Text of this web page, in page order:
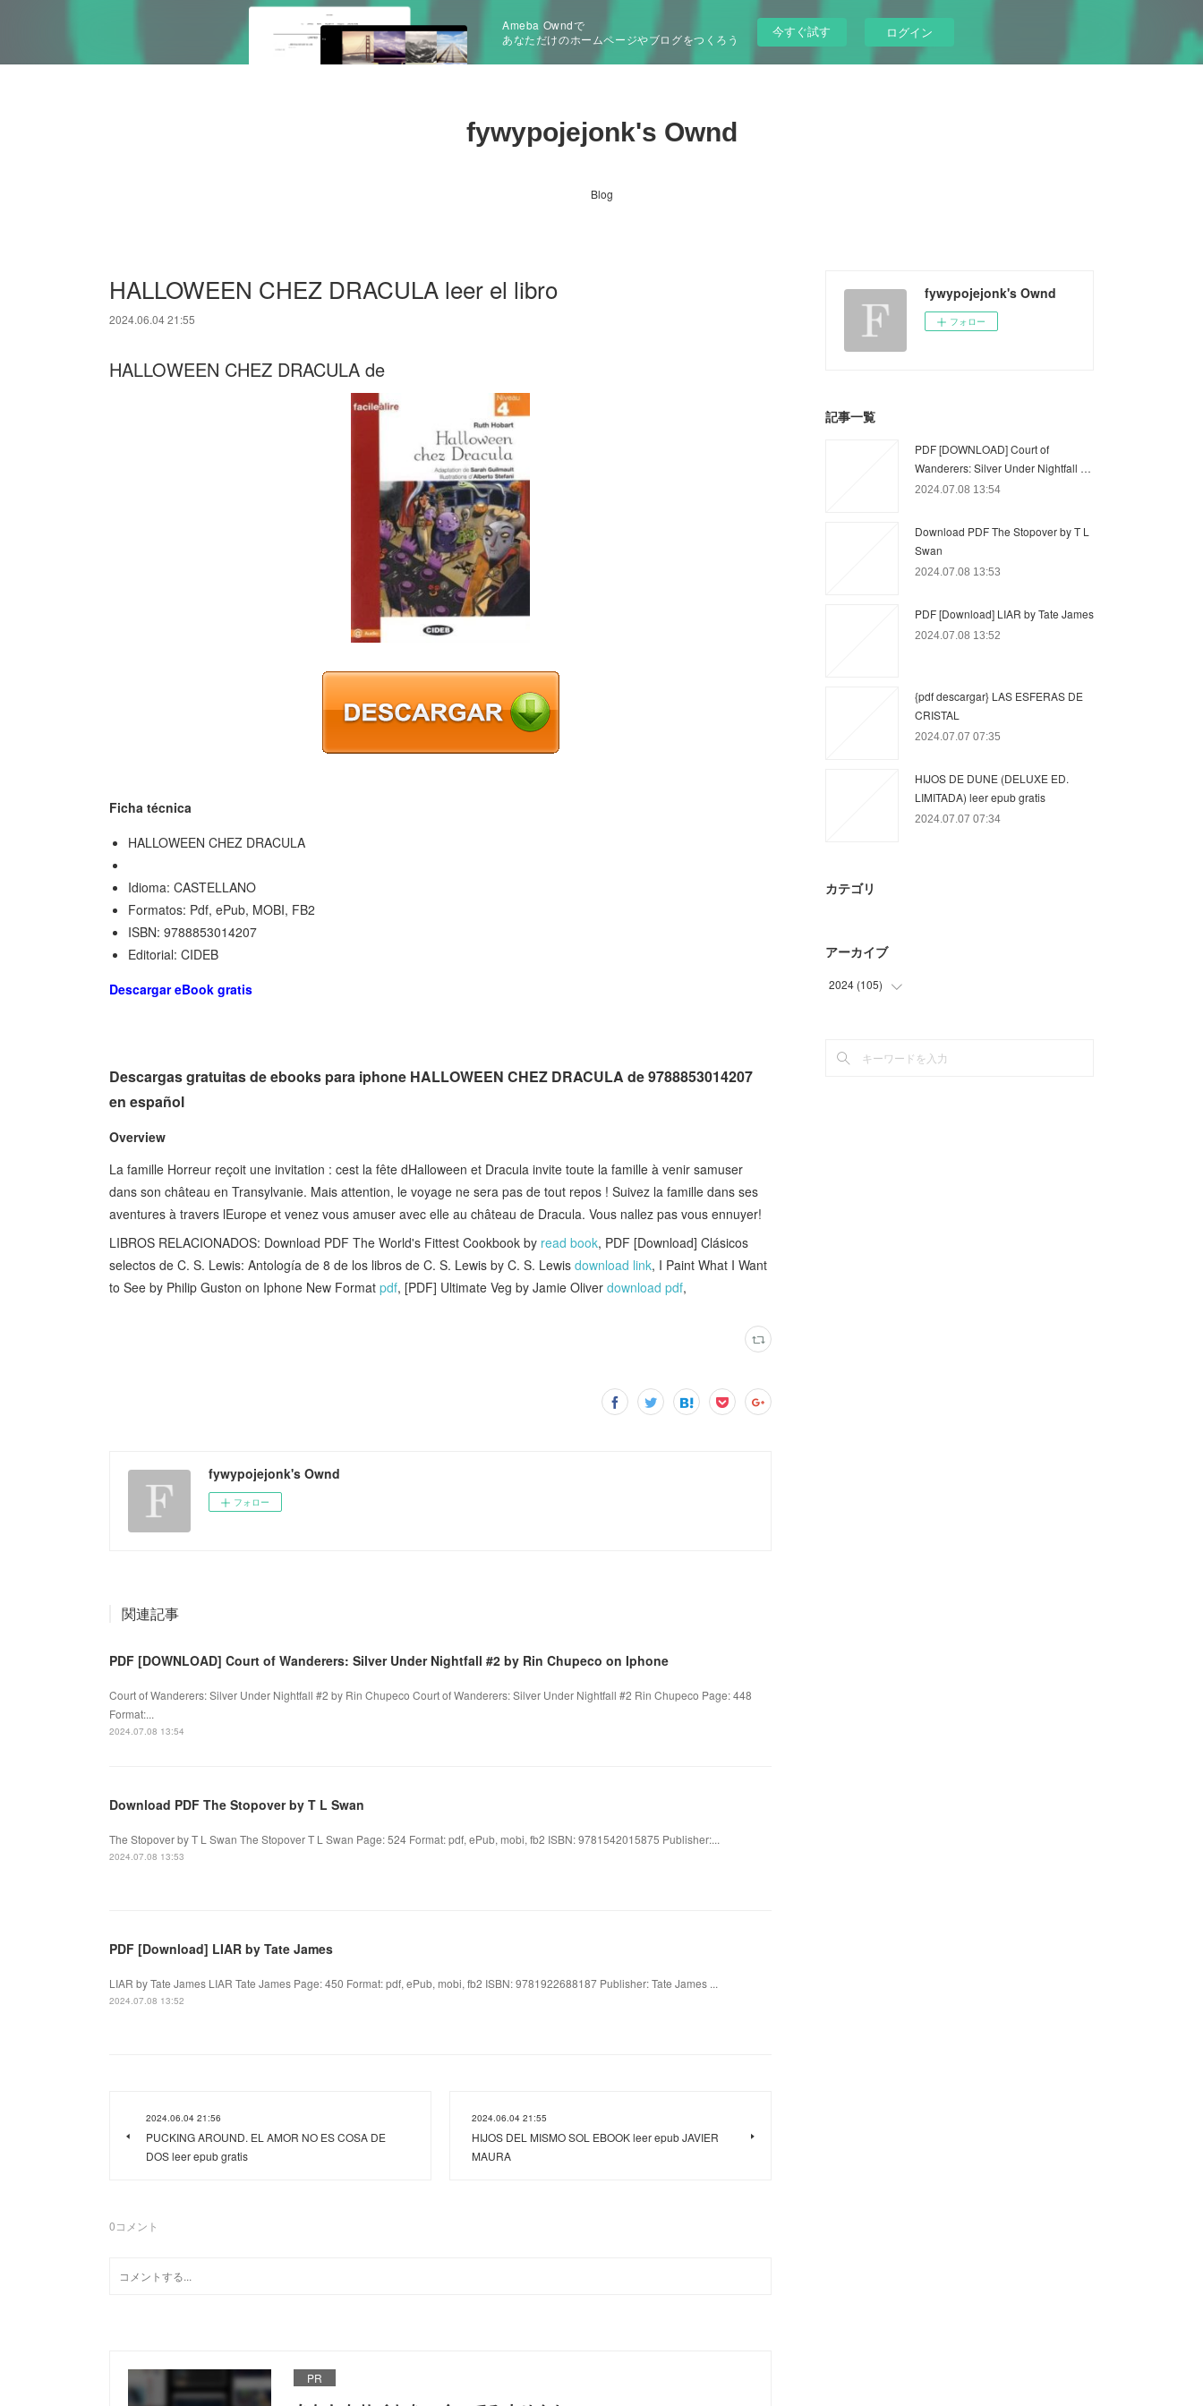
Ameba Owndで
あなただけのホームページやブログをつくろう
今すぐ試す ログイン
fywypojejonk's Ownd
Blog
HALLOWEEN CHEZ DRACULA leer el libro
2024.06.04 21:55
HALLOWEEN CHEZ DRACULA de
Ficha técnica
HALLOWEEN CHEZ DRACULA
Idioma: CASTELLANO
Formatos: Pdf, ePub, MOBI, FB2
ISBN: 9788853014207
Editorial: CIDEB
Descargar eBook gratis
Descargas gratuitas de ebooks para iphone HALLOWEEN CHEZ DRACULA de 9788853014207
en español
Overview
La famille Horreur reçoit une invitation : cest la fête dHalloween et Dracula invite toute la famille à venir samuser
dans son château en Transylvanie. Mais attention, le voyage ne sera pas de tout repos ! Suivez la famille dans ses
aventures à travers lEurope et venez vous amuser avec elle au château de Dracula. Vous nallez pas vous ennuyer!
LIBROS RELACIONADOS: Download PDF The World's Fittest Cookbook by read book, PDF [Download] Clásicos
selectos de C. S. Lewis: Antología de 8 de los libros de C. S. Lewis by C. S. Lewis download link, I Paint What I Want
to See by Philip Guston on Iphone New Format pdf, [PDF] Ultimate Veg by Jamie Oliver download pdf,
fywypojejonk's Ownd
フォロー
関連記事
PDF [DOWNLOAD] Court of Wanderers: Silver Under Nightfall #2 by Rin Chupeco on Iphone
Court of Wanderers: Silver Under Nightfall #2 by Rin Chupeco Court of Wanderers: Silver Under Nightfall #2 Rin Chupeco Page: 448
Format:...
2024.07.08 13:54
Download PDF The Stopover by T L Swan
The Stopover by T L Swan The Stopover T L Swan Page: 524 Format: pdf, ePub, mobi, fb2 ISBN: 9781542015875 Publisher:...
2024.07.08 13:53
PDF [Download] LIAR by Tate James
LIAR by Tate James LIAR Tate James Page: 450 Format: pdf, ePub, mobi, fb2 ISBN: 9781922688187 Publisher: Tate James ...
2024.07.08 13:52
2024.06.04 21:56
PUCKING AROUND. EL AMOR NO ES COSA DE
DOS leer epub gratis
2024.06.04 21:55
HIJOS DEL MISMO SOL EBOOK leer epub JAVIER
MAURA
0コメント
PR
fywypojejonk's Ownd
フォロー
記事一覧
PDF [DOWNLOAD] Court of
Wanderers: Silver Under Nightfall …
2024.07.08 13:54
Download PDF The Stopover by T L
Swan
2024.07.08 13:53
PDF [Download] LIAR by Tate James
2024.07.08 13:52
{pdf descargar} LAS ESFERAS DE
CRISTAL
2024.07.07 07:35
HIJOS DE DUNE (DELUXE ED.
LIMITADA) leer epub gratis
2024.07.07 07:34
カテゴリ
アーカイブ
2024 (105)
(